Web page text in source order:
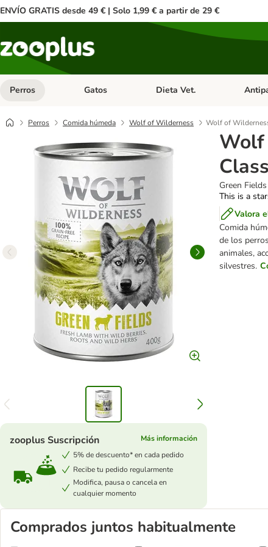
ENVÍO GRATIS desde 49 € | Solo 1,99 € a partir de 29 €
Perros Menú de categoria abierto: Perros
Gatos Menú de categoria abierto:
Dieta Vet. Menú
Perros Comida húmeda Wolf of Wilderness Wolf of
Green
This is a
Valora
Comida
de los
animales,
silvestres.
zooplus Suscripción
Más información
5% de descuento* en cada pedido
Recibe tu pedido regularmente
Modifica, pausa o cancela en
cualquier momento
Comprados juntos habitualmente